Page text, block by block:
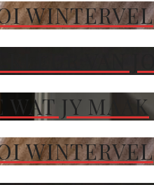
WINTERVEL
WAT JY MAAK
WINTERVEL